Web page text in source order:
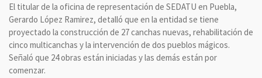
El titular de la oficina de representación de SEDATU en Puebla,
Gerardo López Ramirez, detalló que en la entidad se tiene
proyectado la construcción de 27 canchas nuevas, rehabilitación de
cinco multicanchas y la intervención de dos pueblos mágicos.
Señaló que 24 obras están iniciadas y las demás están por
comenzar.